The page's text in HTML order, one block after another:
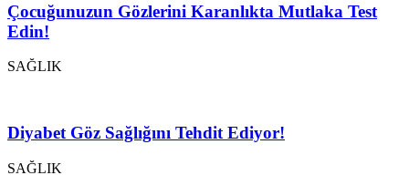
Çocuğunuzun Gözlerini Karanlıkta Mutlaka Test
Edin!
SAĞLIK
Diyabet Göz Sağlığını Tehdit Ediyor!
SAĞLIK